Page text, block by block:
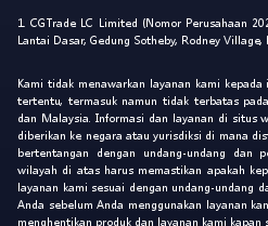
1. CGTrade LC Limited (Nomor Perusahaan
Lantai Dasar, Gedung Sotheby, Rodney Village,
Kami tidak menawarkan layanan kami
tertentu, termasuk namun tidak terbatas
dan Malaysia. Informasi dan layanan di situs
diberikan ke negara atau yurisdiksi di mana
bertentangan dengan undang-undang dan
wilayah di atas harus memastikan apakah
layanan kami sesuai dengan undang-undang
Anda sebelum Anda menggunakan layanan
menghentikan produk dan layanan kami kapan